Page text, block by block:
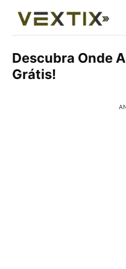
Descubra Onde
Grátis!